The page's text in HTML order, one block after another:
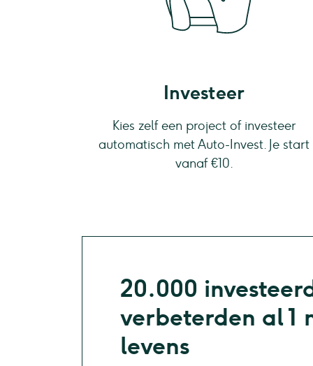
Investeer
Kies zelf een project of investeer
automatisch met Auto-Invest. Je start
vanaf €10.
20.000
verbeterden al 1
levens